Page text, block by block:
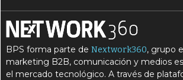
BPS forma parte deNextwork360, grupo
marketing B2B, comunicación y medios
el mercado tecnológico. A través de